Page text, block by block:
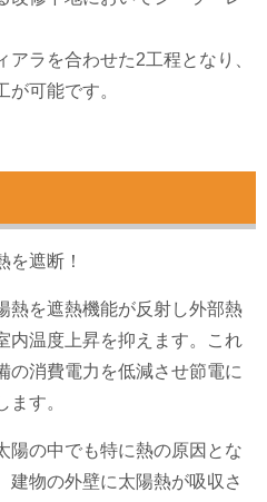
ラを合わせた2工程となり、
可能です。
を遮断！
熱を遮熱機能が反射し外部熱
内温度上昇を抑えます。これ
の消費電力を低減させ節電に
す。
陽の中でも特に熱の原因とな
建物の外壁に太陽熱が吸収さ